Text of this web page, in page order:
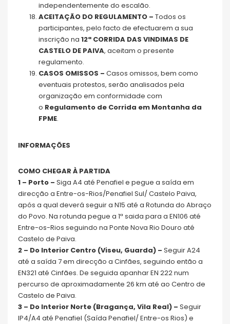
independentemente do escalão.
ACEITAÇÃO DO REGULAMENTO – Todos os
participantes, pelo facto de efectuarem a sua
inscrição na 12ª CORRIDA DAS VINDIMAS DE
CASTELO DE PAIVA, aceitam o presente
regulamento.
CASOS OMISSOS – Casos omissos, bem como
eventuais protestos, serão analisados pela
organização em conformidade com
o Regulamento de Corrida em Montanha da
FPME.
INFORMAÇÕES
COMO CHEGAR À PARTIDA
1 – Porto – Siga A4 até Penafiel e pegue a saída em
direcção a Entre-os-Rios/Penafiel Sul/ Castelo Paiva,
após a qual deverá seguir a N15 até a Rotunda do Abraço
do Povo. Na rotunda pegue a 1ª saida para a EN106 até
Entre-os-Rios seguindo na Ponte Nova Rio Douro até
Castelo de Paiva.
2 – Do Interior Centro (Viseu, Guarda) – Seguir A24
até a saída 7 em direcção a Cinfães, seguindo então a
EN321 até Cinfães. De seguida apanhar EN 222 num
percurso de aproximadamente 26 km até ao Centro de
Castelo de Paiva.
3 – Do Interior Norte (Bragança, Vila Real) – Seguir
IP4/A4 até Penafiel (Saída Penafiel/ Entre-os Rios) e